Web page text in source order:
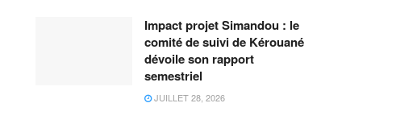
Impact projet Simandou : le
comité de suivi de Kérouané
dévoile son rapport
semestriel
JUILLET 28, 2026